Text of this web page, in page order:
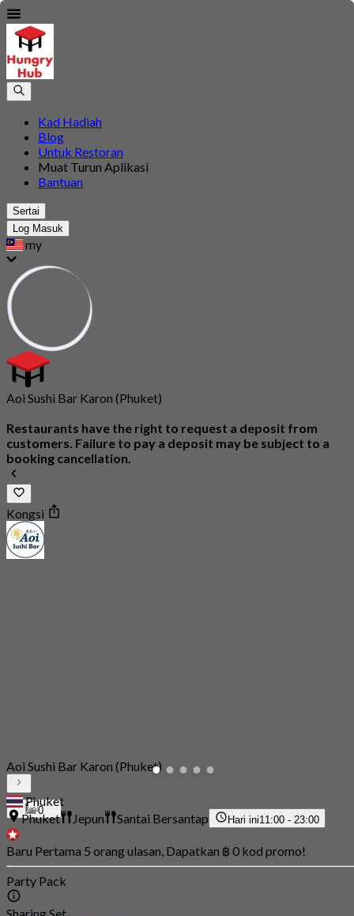
Kad Hadiah
Blog
Untuk Restoran
Muat Turun Aplikasi
Bantuan
Sertai
Log Masuk
my
Aoi Sushi Bar Karon (Phuket)
Restaurants have the right to request a deposit from
customers. Failure to pay a deposit may be subject to a
booking cancellation.
Kongsi
0
Aoi Sushi Bar Karon (Phuket)
Phuket
Phuket
Jepun Santai Bersantap Hari ini11:00 - 23:00
Baru Pertama 5 orang ulasan, Dapatkan ฿ 0 kod promo!
Party Pack